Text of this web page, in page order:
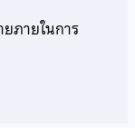
ภายในการ